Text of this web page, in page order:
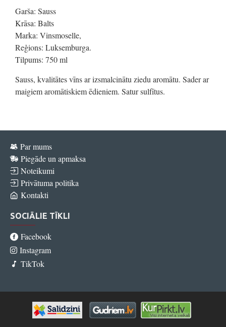
Garša: Sauss
Krāsa: Balts
Marka: Vinsmoselle,
Reģions: Luksemburga.
Tilpums: 750 ml
Sauss, kvalitātes vīns ar izsmalcinātu ziedu aromātu. Sader ar
maigiem aromātiskiem ēdieniem. Satur sulfītus.
Par mums
Piegāde un apmaksa
Noteikumi
Privātuma politika
Kontakti
SOCIĀLIE TĪKLI
Facebook
Instagram
TikTok